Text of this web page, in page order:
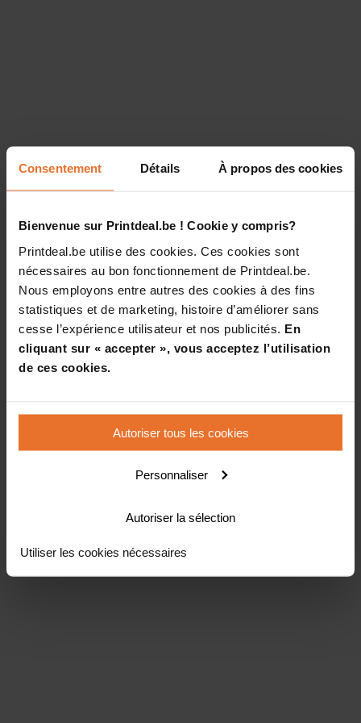
Consentement Détails À propos des cookies
Bienvenue sur Printdeal.be ! Cookie y compris?
Printdeal.be utilise des cookies. Ces cookies sont
nécessaires au bon fonctionnement de Printdeal.be.
Nous employons entre autres des cookies à des fins
statistiques et de marketing, histoire d’améliorer sans
cesse l’expérience utilisateur et nos publicités. En
cliquant sur « accepter », vous acceptez l’utilisation
de ces cookies.
Autoriser tous les cookies
Personnaliser
Autoriser la sélection
Utiliser les cookies nécessaires